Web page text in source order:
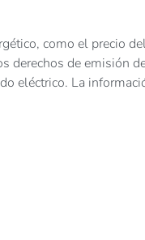
como el precio
derechos de emisión
eléctrico. La